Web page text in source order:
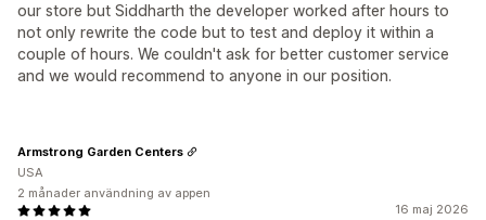
our store but Siddharth the developer worked after hours to
not only rewrite the code but to test and deploy it within a
couple of hours. We couldn't ask for better customer service
and we would recommend to anyone in our position.
16 maj 2026
Armstrong Garden Centers
USA
2 månader användning av appen